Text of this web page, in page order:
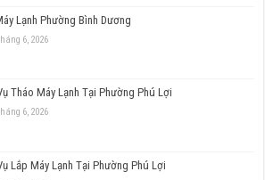
Lạnh Phường Bình Dương
6, 2026
Tháo Máy Lạnh Tại Phường Phú Lợi
6, 2026
Lắp Máy Lạnh Tại Phường Phú Lợi